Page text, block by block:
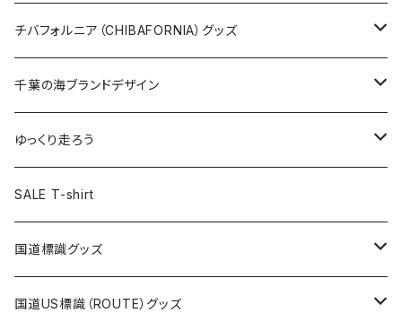
Tシャツ
キャップ
トートバッグ
ランチバッグ
エコバッグ
缶バッジ
キーホルダー
クリアファイル
ステッカー
缶バッジ
キーホルダー
クリアファイル
ステッカー大
缶バッジ32mm
缶バッジ54mm
エコバッグ
JAGUARさんコラボグッズ
Tシャツ
ステッカー
サコッシュ
ホテルキーホルダー
モーテルキーホルダー
トートバッグ
ステッカー
缶バッジ
クリアファイル
マスク
エコバッグ
千葉ロッテマリーンズコラボ
Tシャツ
キャップ
エコバッグ
ステッカー
モーテルキーホルダー
ホテルキーホルダー
チバフォルニア（CHIBAFORNIA）グッズ
Tシャツ
キャップ
ステッカー
ホテルキーホルダー
千葉の海ブランドデザイン
Tシャツ
キャップ
ステッカー
ゆっくり走ろう
Tシャツ
ステッカー
ホテルキーホルダー
SALE T-shirt
国道標識グッズ
ステッカー
国道US標識（ROUTE）グッズ